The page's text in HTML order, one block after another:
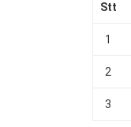
Stt
1
2
3